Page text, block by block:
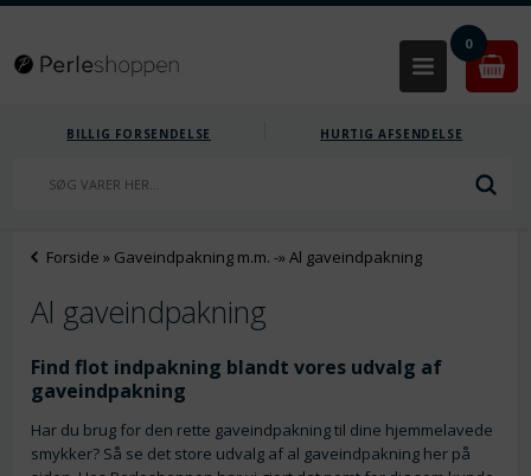
0
BILLIG FORSENDELSE HURTIG AFSENDELSE
Forside » Gaveindpakning m.m. -»Al gaveindpakning
Al gaveindpakning
Find flot indpakning blandt vores udvalg af
gaveindpakning
Har du brug for den rette gaveindpakning til dine hjemmelavede
smykker? Så se det store udvalg af al gaveindpakning her på